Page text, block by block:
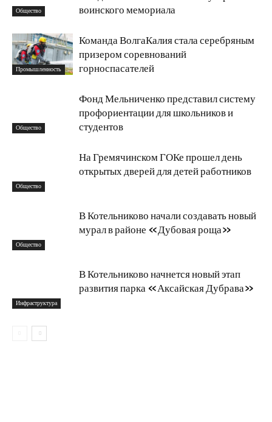
Общество
воинского мемориала
Промышленность
Команда ВолгаКалия стала серебряным
призером соревнований
горноспасателей
Общество
Фонд Мельниченко представил систему
профориентации для школьников и
студентов
Общество
На Гремячинском ГОКе прошел день
открытых дверей для детей работников
Общество
В Котельниково начали создавать новый
мурал в районе «Дубовая роща»
Инфраструктура
В Котельниково начнется новый этап
развития парка «Аксайская Дубрава»